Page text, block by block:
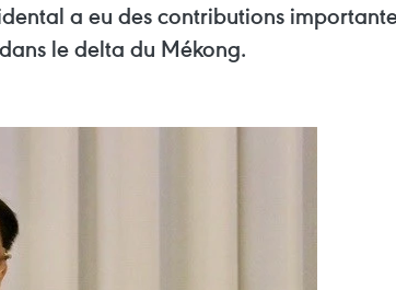
a eu des contributions
le delta du Mékong.